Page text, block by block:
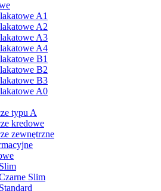
A1
A2
A3
A4
B1
B2
B3
A0
typu A
kredowe
zewnętrzne
Slim